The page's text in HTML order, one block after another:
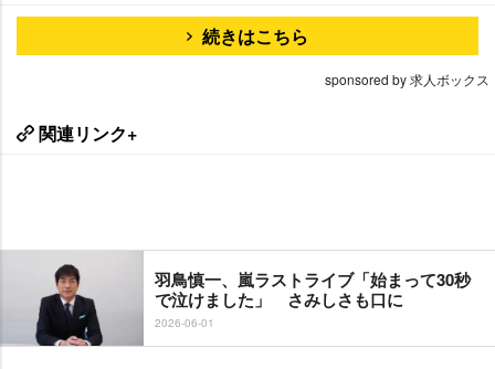
続きはこちら
sponsored by 求人ボックス
関連リンク+
羽鳥慎一、嵐ラストライブ「始まって30秒
で泣けました」 さみしさも口に
2026-06-01